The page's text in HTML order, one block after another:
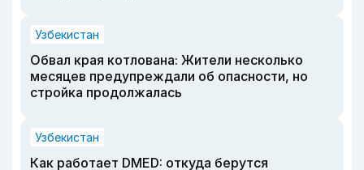
Узбекистан
Обвал края котлована: Жители несколько
месяцев предупреждали об опасности, но
стройка продолжалась
Узбекистан
Как работает DMED: откуда берутся